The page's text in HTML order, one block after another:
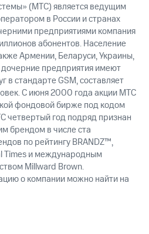
(МТС) является ведущим
в России и странах
предприятиями компания
абонентов. Население
Армении, Беларуси, Украины,
дочерние предприятия имеют
в стандарте GSM, составляет
С июня 2000 года акции МТС
фондовой бирже под кодом
четвертый год подряд признан
брендом в числе ста
по рейтингу BRANDZ™,
Times и международным
Millward Brown.
о компании можно найти на